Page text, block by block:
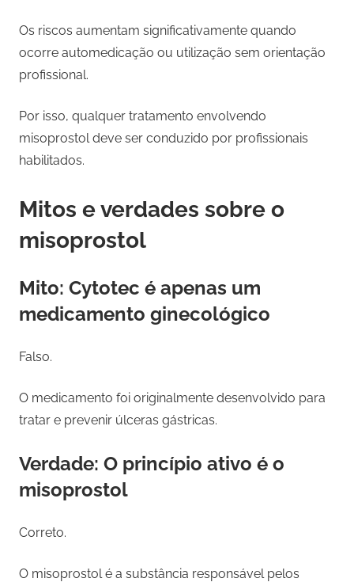
Os riscos aumentam significativamente quando
ocorre automedicação ou utilização sem orientação
profissional.
Por isso, qualquer tratamento envolvendo
misoprostol deve ser conduzido por profissionais
habilitados.
Mitos e verdades sobre o
misoprostol
Mito: Cytotec é apenas um
medicamento ginecológico
Falso.
O medicamento foi originalmente desenvolvido para
tratar e prevenir úlceras gástricas.
Verdade: O princípio ativo é o
misoprostol
Correto.
O misoprostol é a substância responsável pelos